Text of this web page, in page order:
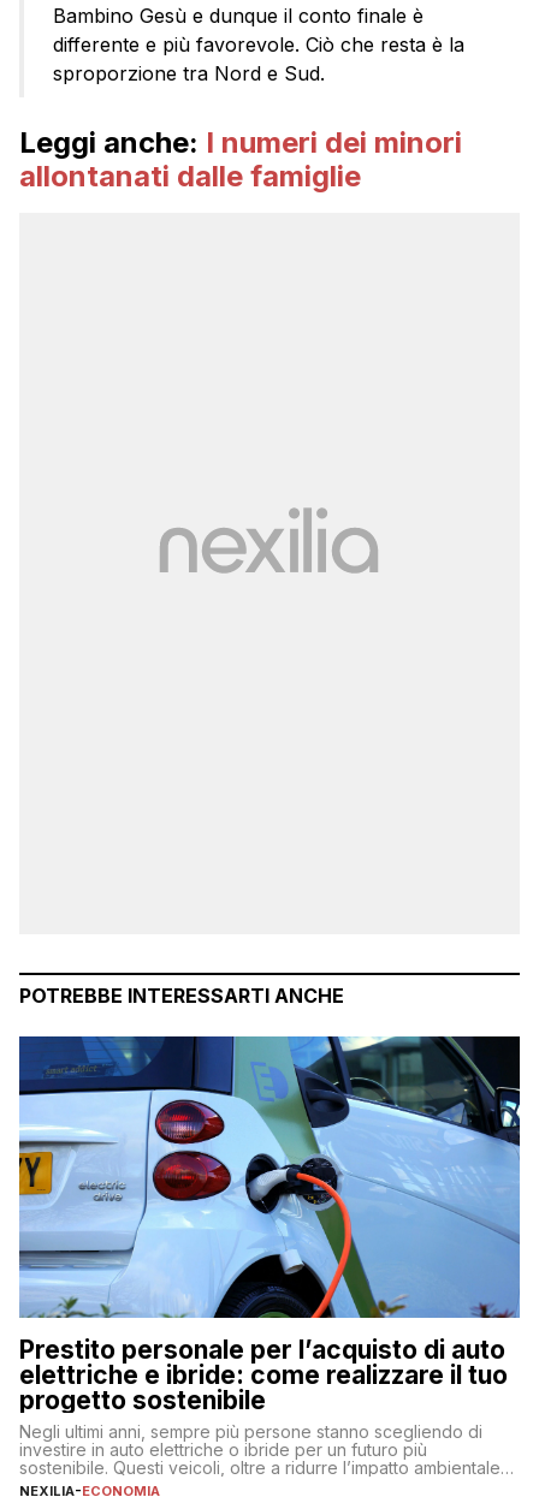
Bambino Gesù e dunque il conto finale è
differente e più favorevole. Ciò che resta è la
sproporzione tra Nord e Sud.
Leggi anche: I numeri dei minori
allontanati dalle famiglie
POTREBBE INTERESSARTI ANCHE
Prestito personale per l’acquisto di auto
elettriche e ibride: come realizzare il tuo
progetto sostenibile
Negli ultimi anni, sempre più persone stanno scegliendo di
investire in auto elettriche o ibride per un futuro più
sostenibile. Questi veicoli, oltre a ridurre l’impatto ambientale,
offrono vantaggi economici a lungo termine, come minori costi
NEXILIA-ECONOMIA